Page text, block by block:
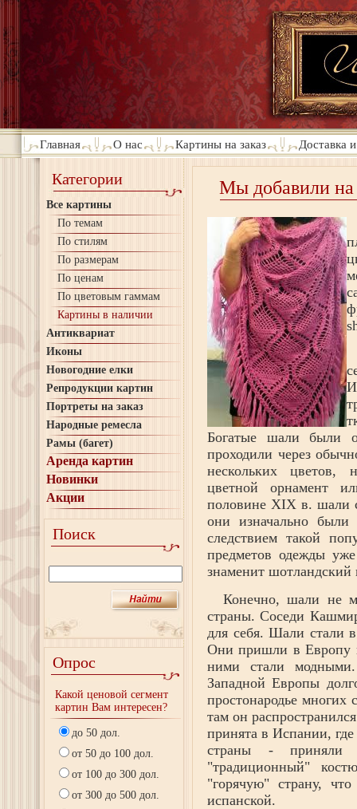
Главная О нас Картины на заказ Доставка
Категории
Все картины
По темам
По стилям
По размерам
По ценам
По цветовым гаммам
Картины в наличии
Антиквариат
Иконы
Новогодние елки
Репродукции картин
Портреты на заказ
Народные ремесла
Рамы (багет)
Аренда картин
Новинки
Акции
Поиск
Опрос
Какой ценовой сегмент
картин Вам интересен?
до 50 дол.
от 50 до 100 дол.
от 100 до 300 дол.
от 300 до 500 дол.
Мы добавили
Богатые шали были
проходили через
нескольких цветов,
цветной орнамент
половине XIX в. шали
они изначально были
следствием такой
предметов одежды
знаменит шотландский
Конечно, шали не
страны. Соседи
для себя. Шали стали
Они пришли в Европу
ними стали
Западной Европы
простонародье
там он
принята в Испании, где
страны - приняли
"традиционный"
"горячую" страну,
испанской.